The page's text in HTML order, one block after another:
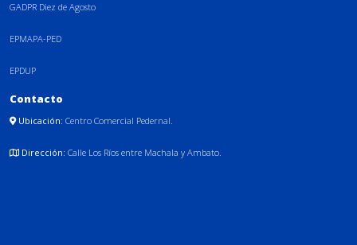
GADPR Diez de Agosto
EPMAPA-PED
EPDUP
Contacto
Ubicación: Centro Comercial Pedernal.
Dirección: Calle Los Ríos entre Machala y Ambato.